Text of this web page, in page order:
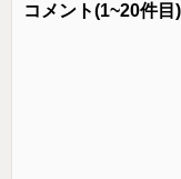
コメント(1~20件目)